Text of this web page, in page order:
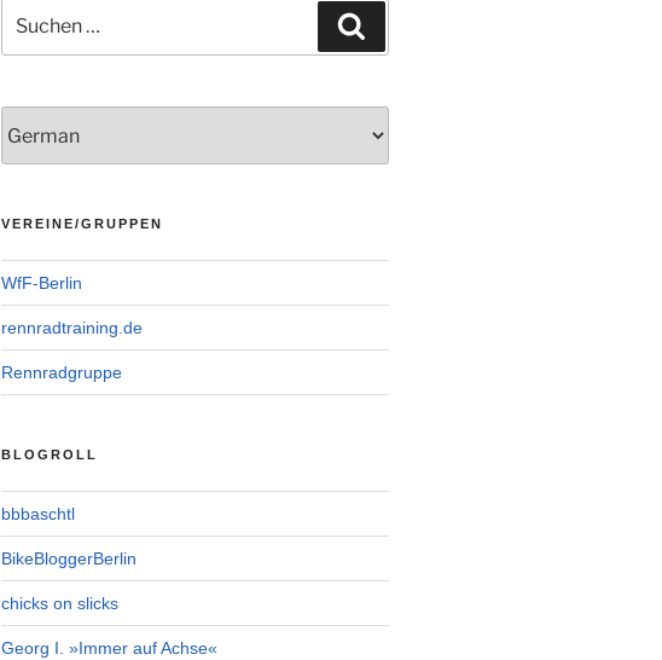
nach:
VEREINE/GRUPPEN
WfF-Berlin
rennradtraining.de
Rennradgruppe
BLOGROLL
bbbaschtl
BikeBloggerBerlin
chicks on slicks
Georg I. »Immer auf Achse«